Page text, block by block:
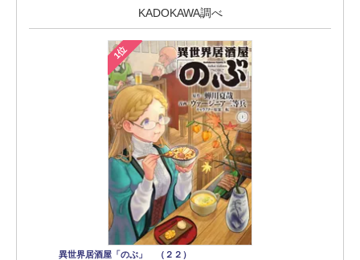
KADOKAWA調べ
1位
異世界居酒屋「のぶ」 （２２）